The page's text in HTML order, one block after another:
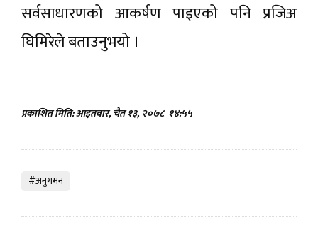
सर्वसाधारणको आकर्षण पाइएको पनि प्रजिअ
घिमिरेले बताउनुभयो ।
प्रकाशित मिति: आइतबार, चैत १३, २०७८ १४:५५
#अनुगमन